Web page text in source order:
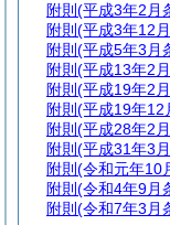
附則 (平成3年2月
附則 (平成3年12
附則 (平成5年3月
附則 (平成13年2
附則 (平成19年2
附則 (平成19年12
附則 (平成28年2
附則 (平成31年3
附則 (令和元年10
附則 (令和4年9月
附則 (令和7年3月